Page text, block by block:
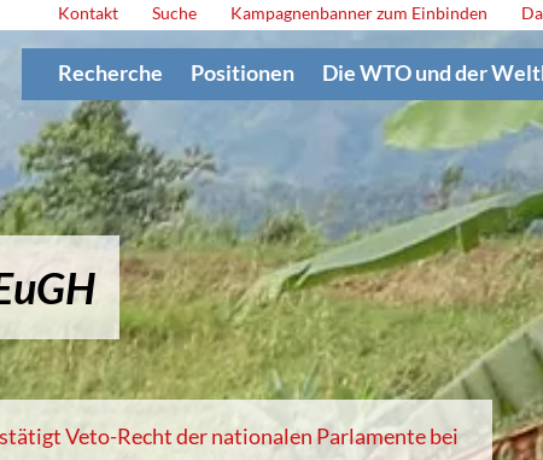
Recherche Positionen Die WTO und der
Kontakt Suche Kampagnenbanner zum Einbinden
Veto-Recht der nationalen Parlamente bei